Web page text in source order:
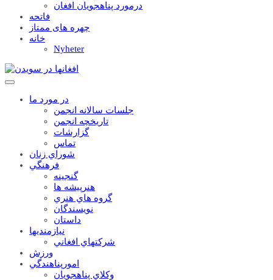
درمورد پناهجويان افغان
فاتحه
چهره های ممتاز
خانه
Nyheter
در مورد ما
جلسات سالانه انجمن
تاریخچه انجمن
گزارشات
تماس
شوراي زنان
فرهنگي
گنجينه
هنرپيشه ها
گروه هاي هنري
نويسندگان
داستان
نيازمنديها
شرکتهاي افغاني
ورزش
امورپناهندگي
وکلاي پناهجويان